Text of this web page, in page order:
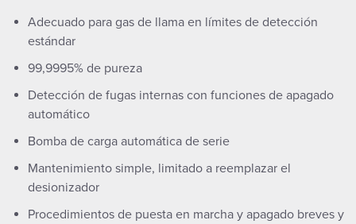
Adecuado para gas de llama en límites de detección
estándar
99,9995% de pureza
Detección de fugas internas con funciones de apagado
automático
Bomba de carga automática de serie
Mantenimiento simple, limitado a reemplazar el
desionizador
Procedimientos de puesta en marcha y apagado breves y